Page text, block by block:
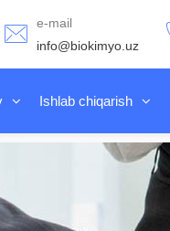
e-mail
info@biokimyo.uz
Ishlab chiqarish